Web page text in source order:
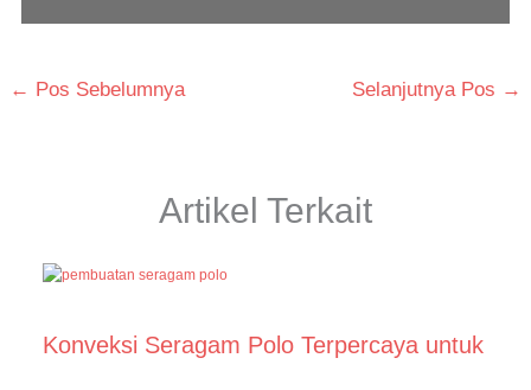
← Pos Sebelumnya Selanjutnya Pos →
Artikel Terkait
Konveksi Seragam Polo Terpercaya untuk